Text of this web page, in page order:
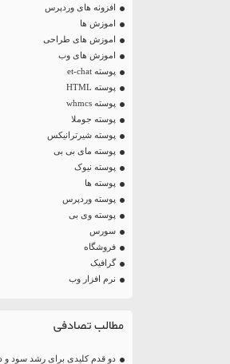
افزونه های وردپرس
اموزش ها
اموزش های طراحی
اموزش های وب
پوسته et-chat
پوسته HTML
پوسته whmcs
پوسته جوملا
پوسته شیرترانیکس
پوسته مای بی بی
پوسته نیوک
پوسته ها
پوسته وردپرس
پوسته وی بی
سورس
فروشگاه
گرافیک
نرم افزار وب
مطالب تصادفی
دو قدم کلیدی برای رشد سود و